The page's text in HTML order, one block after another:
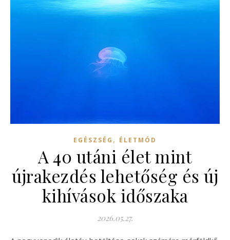
EGÉSZSÉG , ÉLETMÓD
A 40 utáni élet mint
újrakezdés lehetőség és új
kihívások időszaka
2026.05.27.